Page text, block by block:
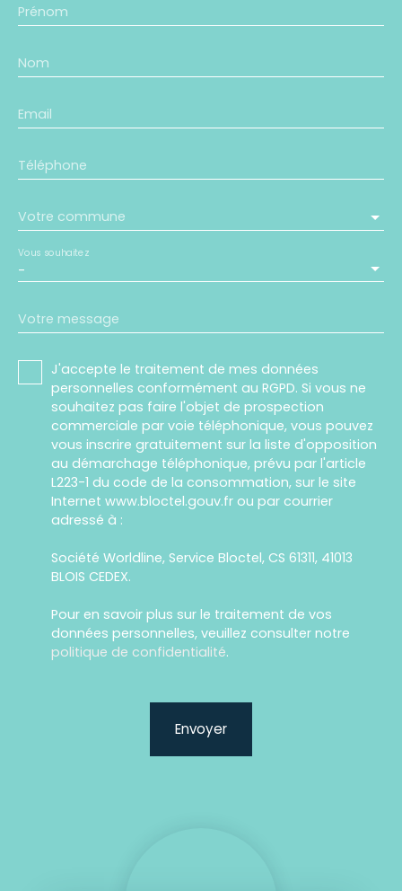
Prénom
Nom
Email
Téléphone
Votre commune
-
Vous souhaitez
Votre message
J'accepte le traitement de mes données
personnelles conformément au RGPD. Si vous ne
souhaitez pas faire l'objet de prospection
commerciale par voie téléphonique, vous pouvez
vous inscrire gratuitement sur la liste d'opposition
au démarchage téléphonique, prévu par l'article
L223-1 du code de la consommation, sur le site
Internet www.bloctel.gouv.fr ou par courrier
adressé à :
Société Worldline, Service Bloctel, CS 61311, 41013
BLOIS CEDEX.
Pour en savoir plus sur le traitement de vos
données personnelles, veuillez consulter notre
politique de confidentialité.
Envoyer